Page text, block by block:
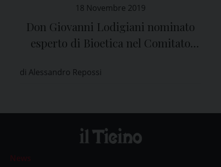
18 Novembre 2019
Don Giovanni Lodigiani nominato
esperto di Bioetica nel Comitato
di Alessandro Repossi
News